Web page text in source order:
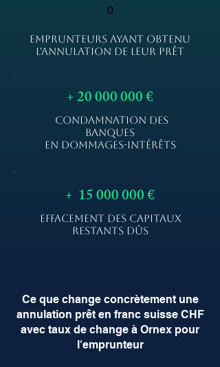
0
EMPRUNTEURS AYANT OBTENU
L'ANNULATION DE LEUR PRÊT
+20 000 000€
CONDAMNATION DES
BANQUES
EN DOMMAGES-INTÉRÊTS
+ 15 000 000€
EFFACEMENT DES CAPITAUX
RESTANTS DÛS
Ce que change concrètement une
annulation prêt en franc suisse CHF
avec taux de change à Ornex pour
l'emprunteur